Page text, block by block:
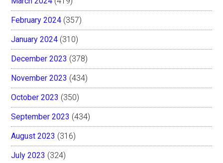
February 2024 (357)
January 2024 (310)
December 2023 (378)
November 2023 (434)
October 2023 (350)
September 2023 (434)
August 2023 (316)
July 2023 (324)